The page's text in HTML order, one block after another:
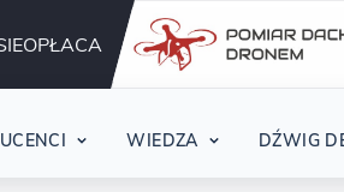
Działamy nieprzerwanie
WIEDZA DŹWIG